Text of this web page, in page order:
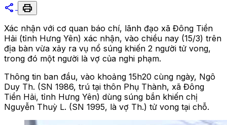
share print
Xác nhận với cơ quan báo chí, lãnh đạo xã Đông Tiền
Hải (tỉnh Hưng Yên) xác nhận, vào chiều nay (15/3) trên
địa bàn vừa xảy ra vụ nổ súng khiến 2 người tử vong,
trong đó một người là vợ của nghi phạm.
Thông tin ban đầu, vào khoảng 15h20 cùng ngày, Ngô
Duy Th. (SN 1986, trú tại thôn Phụ Thành, xã Đông
Tiền Hải, tỉnh Hưng Yên) dùng súng bắn khiến chị
Nguyễn Thuỳ L. (SN 1995, là vợ Th.) tử vong tại chỗ.